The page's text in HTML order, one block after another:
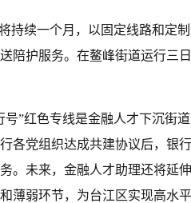
持续一个月，以固定线路和定制
陪护服务。在鳌峰街道运行三
”红色专线是金融人才下沉街
各党组织达成共建协议后，银
。未来，金融人才助理还将延
薄弱环节，为台江区实现高水